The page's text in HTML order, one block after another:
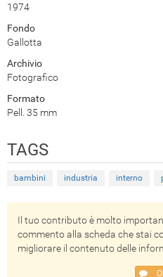
1974
Fondo
Gallotta
Archivio
Fotografico
Formato
Pell. 35 mm
TAGS
bambini industria interno
Il tuo contributo è molto
commento alla scheda che stai
migliorare il contenuto delle